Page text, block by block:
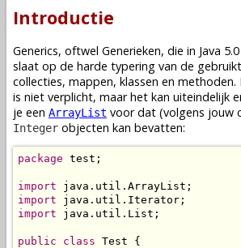
Introductie
Generics, oftwel Generieken, die in Java
slaat op de harde typering van de
collecties, mappen, klassen en methoden.
is niet verplicht, maar het kan uiteindelijk
je een ArrayList voor dat (volgens jouw
Integer objecten kan bevatten:
package test;
import
import
import java.util.List;
public class Test {